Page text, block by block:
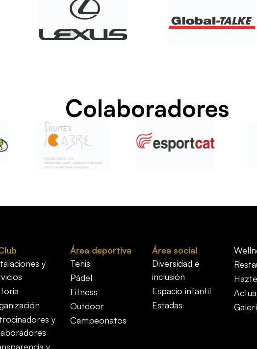
Colaboradores
y
y
y
Área deportiva
Tenis
Pádel
Fitness
Outdoor
Campeonatos
Área social
Diversidad e
inclusión
Espacio infantil
Estadas